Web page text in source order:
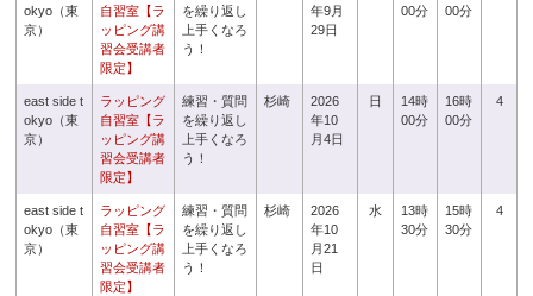
okyo（東
京）
自習室【ラ
ッピング講
習会受講者
限定】
を繰り返し
上手くなろ
う！
年9月
29日
00分
00分
east side t
okyo（東
京）
ラッピング
自習室【ラ
ッピング講
習会受講者
限定】
練習・質問
を繰り返し
上手くなろ
う！
杉崎
2026
年10
月4日
日
14時
00分
16時
00分
4
east side t
okyo（東
京）
ラッピング
自習室【ラ
ッピング講
習会受講者
限定】
練習・質問
を繰り返し
上手くなろ
う！
杉崎
2026
年10
月21
日
水
13時
30分
15時
30分
4